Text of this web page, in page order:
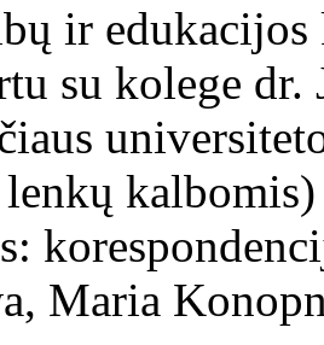
ir edukacijos
su kolege
kalbomis)
Maria